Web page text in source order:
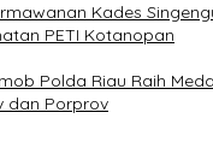
Kades
PETI Kotanopan
Polda Riau Raih
dan Porprov